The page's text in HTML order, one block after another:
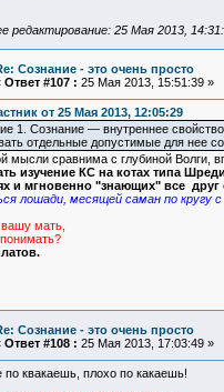
редактирование: 25 Мая 2013,
Сознание - это очень просто
Ответ #107 : 25 Мая 2013, 15:51:39 »
от 25 Мая 2013, 12:05:29
1. Сознание — внутреннее
отдельные допустимые для нее
мысли сравнима с глубиной Волги,
изучение КС на котах типа
и мгновенно "знающих" все друг
лошади, месящей саман по кругу
мать,
Сознание - это очень просто
Ответ #108 : 25 Мая 2013, 17:03:49 »
по квакаешь, плохо по какаешь!